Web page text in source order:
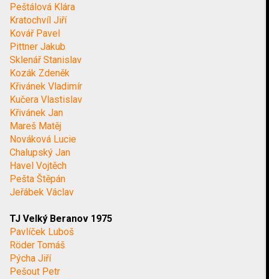
Peštálová Klára
Kratochvíl Jiří
Kovář Pavel
Pittner Jakub
Sklenář Stanislav
Kozák Zdeněk
Křivánek Vladimír
Kučera Vlastislav
Křivánek Jan
Mareš Matěj
Nováková Lucie
Chalupský Jan
Havel Vojtěch
Pešta Štěpán
Jeřábek Václav
TJ Velký Beranov 1975
Pavlíček Luboš
Röder Tomáš
Pýcha Jiří
Pešout Petr